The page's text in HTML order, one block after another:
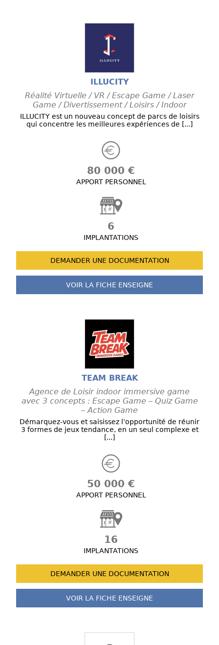
ILLUCITY
Réalité Virtuelle / VR / Escape Game / Laser
Game / Divertissement / Loisirs / Indoor
ILLUCITY est un nouveau concept de parcs de loisirs
qui concentre les meilleures expériences de [...]
80 000 €
APPORT PERSONNEL
6
IMPLANTATIONS
DEMANDER UNE DOCUMENTATION
VOIR LA FICHE ENSEIGNE
TEAM BREAK
Agence de Loisir indoor immersive game
avec 3 concepts : Escape Game – Quiz Game
– Action Game
Démarquez-vous et saisissez l’opportunité de réunir
3 formes de jeux tendance, en un seul complexe et
[...]
50 000 €
APPORT PERSONNEL
16
IMPLANTATIONS
DEMANDER UNE DOCUMENTATION
VOIR LA FICHE ENSEIGNE